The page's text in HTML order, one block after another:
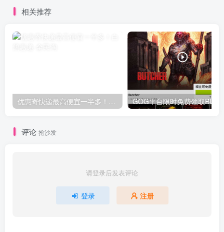
相关推荐
优惠寄快递最高便宜一半多！白鸽惠递
评论 抢沙发
请登录后发表评论
登录 注册